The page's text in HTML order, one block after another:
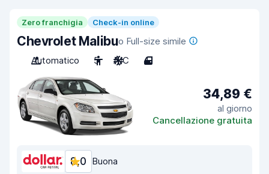
Zero franchigia Check-in online
Chevrolet Malibuo Full-size simile
Automatico
5 A/C 4
34,89 €
al giorno
Cancellazione gratuita
8,0 Buona